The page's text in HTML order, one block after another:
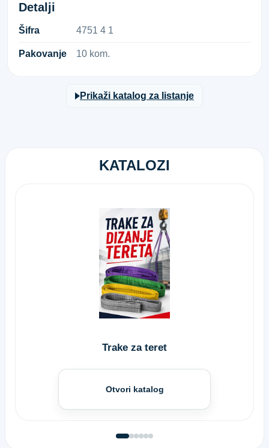
Detalji
Šifra 4​7​5​1​ ​4​ ​1​
Pakovanje 10 kom.
Prikaži katalog za listanje
KATALOZI
Trake za teret
Otvori katalog